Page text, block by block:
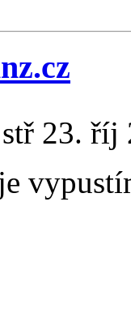
23. říj